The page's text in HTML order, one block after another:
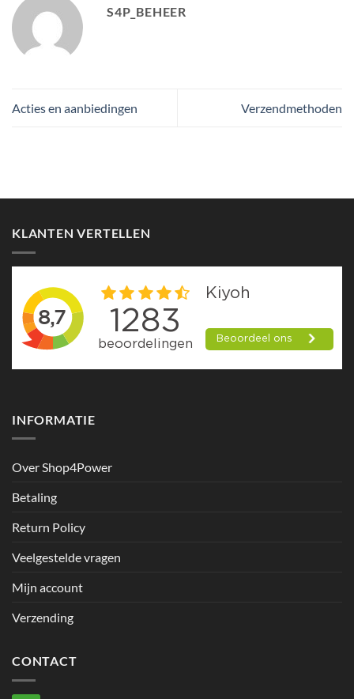
S4P_BEHEER
Acties en aanbiedingen Verzendmethoden
KLANTEN VERTELLEN
INFORMATIE
Over Shop4Power
Betaling
Return Policy
Veelgestelde vragen
Mijn account
Verzending
CONTACT